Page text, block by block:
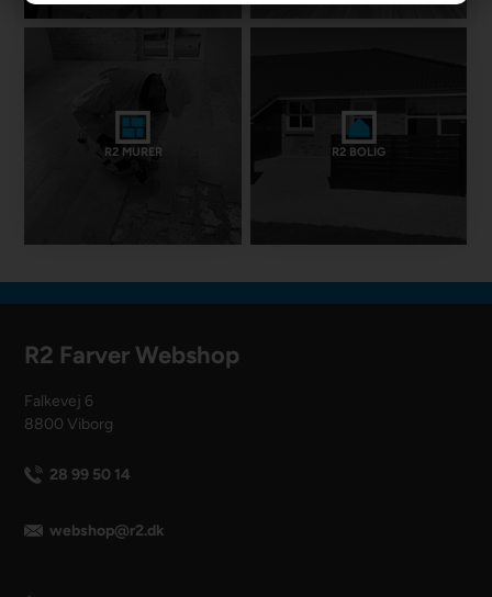
R2 MURER R2 BOLIG
R2 Farver Webshop
Falkevej 6
8800 Viborg
28 99 50 14
webshop@r2.dk